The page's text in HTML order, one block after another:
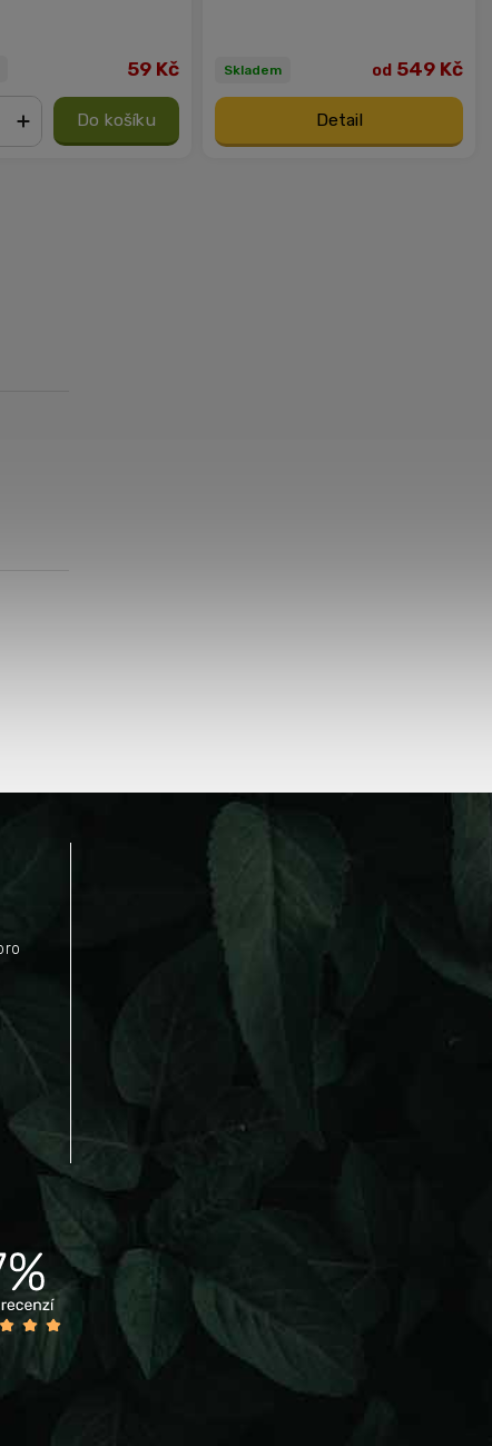
59 Kč
Do košíku
Skladem od 549 Kč
Detail